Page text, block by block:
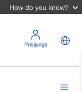
How do you know?
Prisijungti